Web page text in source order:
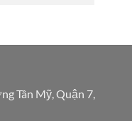
Tân Mỹ, Quận 7,